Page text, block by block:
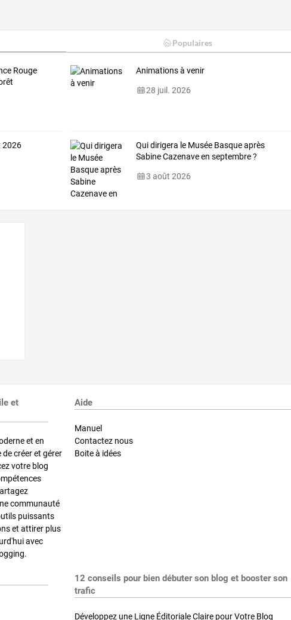
Populaires
Rouge
Animations à venir
28 juil. 2026
2026
Qui dirigera le Musée Basque après
Sabine Cazenave en septembre ?
3 août 2026
et
et en
créer et gérer
votre blog
communauté
puissants
et attirer plus
avec
Aide
Manuel
Contactez nous
Boite à idées
12 conseils pour bien débuter son blog et booster son
trafic
Développez une Ligne Éditoriale Claire pour Votre Blog